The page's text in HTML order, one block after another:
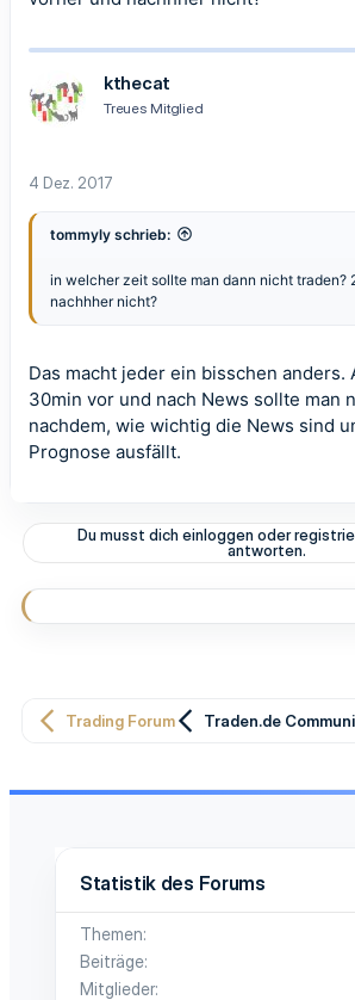
kthecat
Treues Mitglied
4 Dez. 2017
tommyly schrieb:
in welcher zeit sollte man dann nicht traden?
nachhher nicht?
Das macht jeder ein bisschen anders.
30min vor und nach News sollte man
nachdem, wie wichtig die News sind
Prognose ausfällt.
Du musst dich einloggen oder
antworten.
Trading Forum Traden.de
Statistik des Forums
Themen
Beiträge
Mitglieder